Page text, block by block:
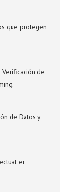
que protegen
de
de Datos y
en